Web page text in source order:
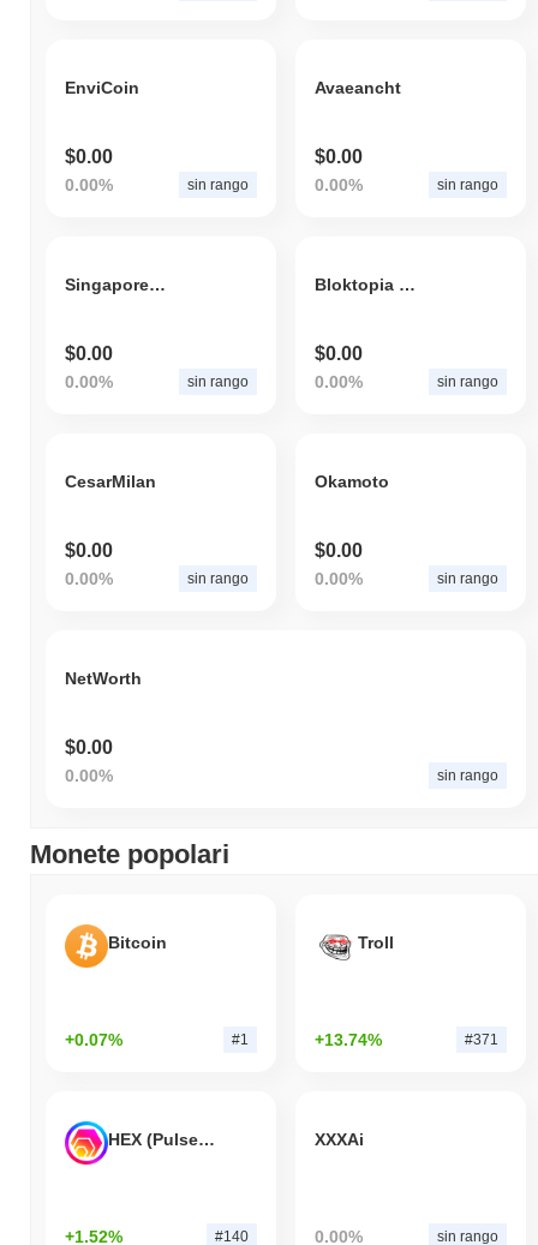
EnviCoin
$0.00
0.00% sin rango
Avaeancht
$0.00
0.00% sin rango
SingaporeDollar
$0.00
0.00% sin rango
Bloktopia Fan
$0.00
0.00% sin rango
CesarMilan
$0.00
0.00% sin rango
Okamoto
$0.00
0.00% sin rango
NetWorth
$0.00
0.00% sin rango
Monete popolari
Bitcoin
+0.07% #1
Troll
+13.74% #371
HEX (Pulsechain)
+1.52% #140
XXXAi
0.00% sin rango